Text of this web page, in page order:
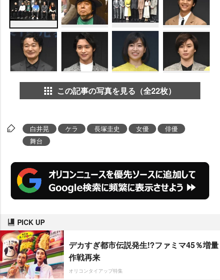
この記事の写真を見る（全22枚）
白井晃 ケラ 長塚圭史 女優
俳優
舞台
PICK UP
デカすぎ都市伝説発生!?ファミマ45％増量
作戦再来
オリコンタイアップ特集